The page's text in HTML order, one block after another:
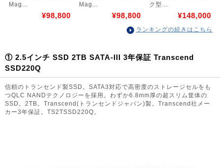
Mag...
¥98,800
Mag...
¥98,800
ク型...
¥148,000
ランキングの続きはこちら
① 2.5インチ SSD 2TB SATA-III 3年保証 Transcend
SSD220Q
信頼のトランセンド製SSD。SATA3対応で高密度のストレージセルをも
つQLC NANDテクノロジーを採用。わずか6.8mm厚の超スリム筐体の
SSD。2TB。Transcend(トランセンドジャパン)製。Transcend社メー
カー3年保証。TS2TSSD220Q。